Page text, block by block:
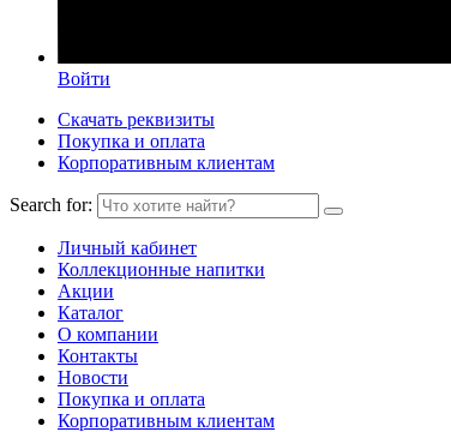
Войти
Скачать реквизиты
Покупка и оплата
Корпоративным клиентам
Search for:
Личный кабинет
Коллекционные напитки
Акции
Каталог
О компании
Контакты
Новости
Покупка и оплата
Корпоративным клиентам